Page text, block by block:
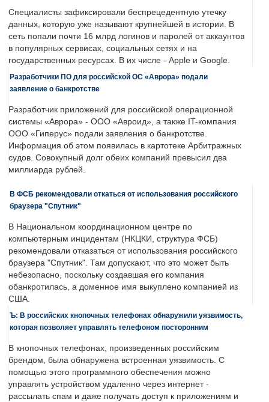
Специалисты зафиксировали беспрецедентную утечку
данных, которую уже называют крупнейшей в истории. В
сеть попали почти 16 млрд логинов и паролей от аккаунтов
в популярных сервисах, социальных сетях и на
государственных ресурсах. В их числе - Apple и Google.
Разработчики ПО для российской ОС «Аврора» подали
заявление о банкротстве
Разработчик приложений для российской операционной
системы «Аврора» - ООО «Авроид», а также IT-компания
ООО «Гиперус» подали заявления о банкротстве.
Информация об этом появилась в картотеке Арбитражных
судов. Совокупный долг обеих компаний превысил два
миллиарда рублей.
В ФСБ рекомендовали откаться от использования российского
браузера "Спутник"
В Национальном координационном центре по
компьютерным инцидентам (НКЦКИ, структура ФСБ)
рекомендовали отказаться от использования российского
браузера "Спутник". Там допускают, что это может быть
небезопасно, поскольку создавшая его компания
обанкротилась, а доменное имя выкуплено компанией из
США.
Ъ: В российских кнопочных телефонах обнаружили уязвимость,
которая позволяет управлять телефоном посторонним
В кнопочных телефонах, произведенных российским
брендом, была обнаружена встроенная уязвимость. С
помощью этого программного обеспечения можно
управлять устройством удаленно через интернет -
рассылать спам и даже получать доступ к приложениям и